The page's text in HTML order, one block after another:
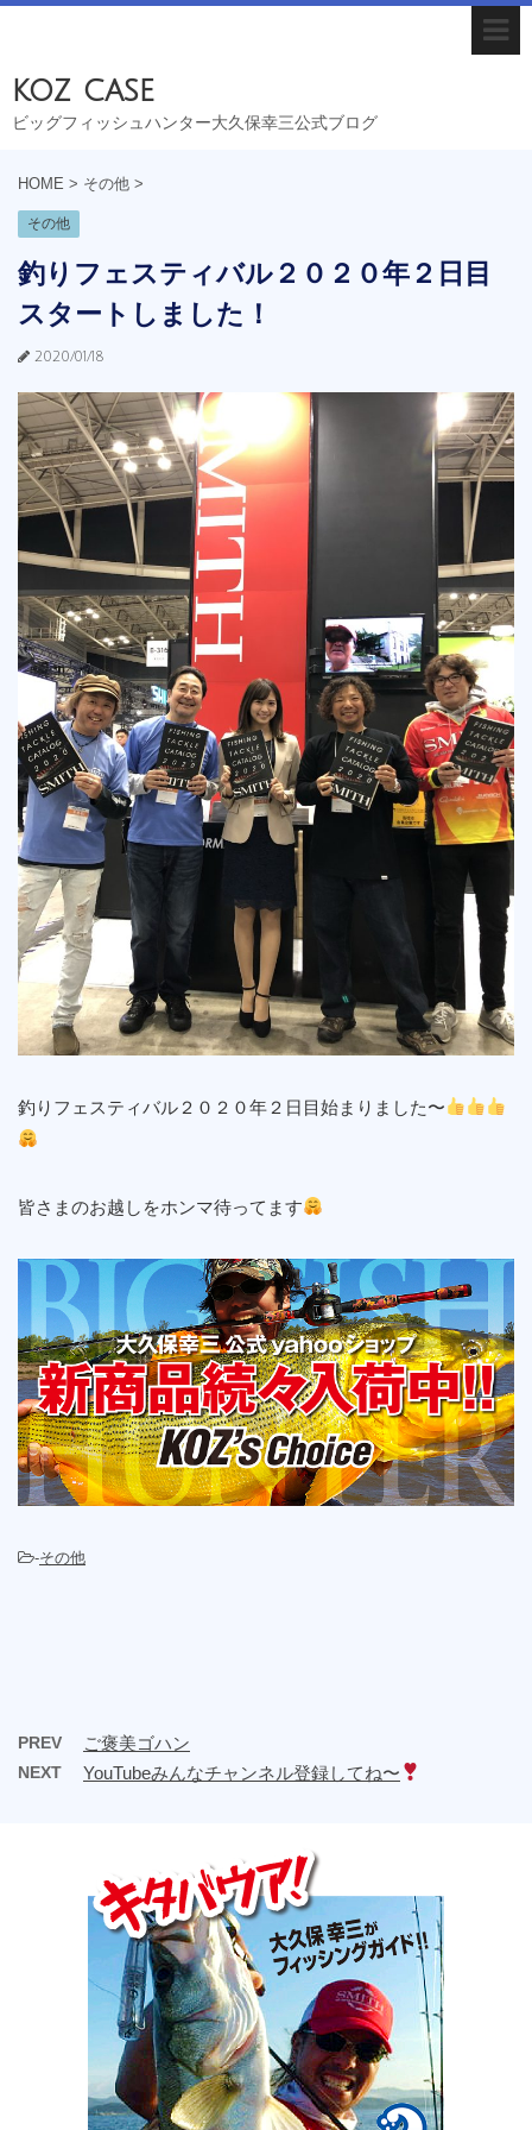
koz case
ビッグフィッシュハンター大久保幸三公式ブログ
HOME > その他 >
その他
釣りフェスティバル２０２０年２日目
スタートしました！
2020/01/18
釣りフェスティバル２０２０年２日目始まりました〜
皆さまのお越しをホンマ待ってます
-その他
PREV ご褒美ゴハン
NEXT YouTubeみんなチャンネル登録してね〜